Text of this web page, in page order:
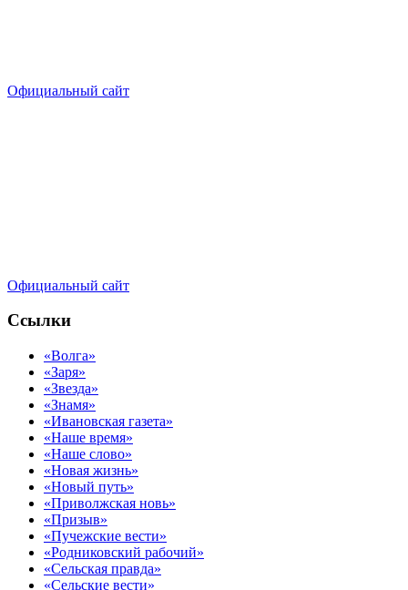
Официальный сайт
Официальный сайт
Ссылки
«Волга»
«Заря»
«Звезда»
«Знамя»
«Ивановская газета»
«Наше время»
«Наше слово»
«Новая жизнь»
«Новый путь»
«Приволжская новь»
«Призыв»
«Пучежские вести»
«Родниковский рабочий»
«Сельская правда»
«Сельские вести»